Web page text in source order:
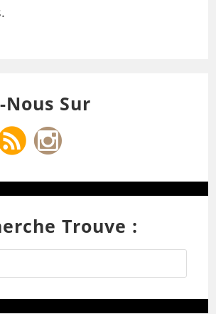
.
Nous Sur
Trouve :